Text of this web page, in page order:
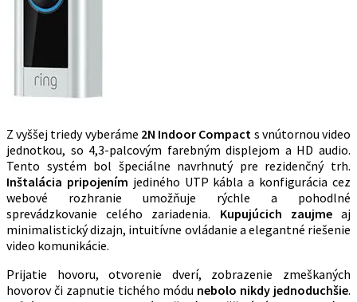
Z vyššej triedy vyberáme 2N Indoor Compact s vnútornou video
jednotkou, so 4,3-palcovým farebným displejom a HD audio.
Tento systém bol špeciálne navrhnutý pre rezidenčný trh.
Inštalácia pripojením jediného UTP kábla a konfigurácia cez
webové rozhranie umožňuje rýchle a pohodlné
sprevádzkovanie celého zariadenia. Kupujúcich zaujmeaj
minimalistický dizajn, intuitívne ovládanie a elegantné riešenie
video komunikácie.
Prijatie hovoru, otvorenie dverí, zobrazenie zmeškaných
hovorov či zapnutie tichého módu nebolo nikdy jednoduchšie.